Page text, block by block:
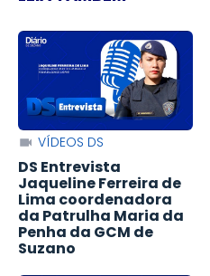
VÍDEOS DS
DS Entrevista
Jaqueline Ferreira de
Lima coordenadora
da Patrulha Maria da
Penha da GCM de
Suzano